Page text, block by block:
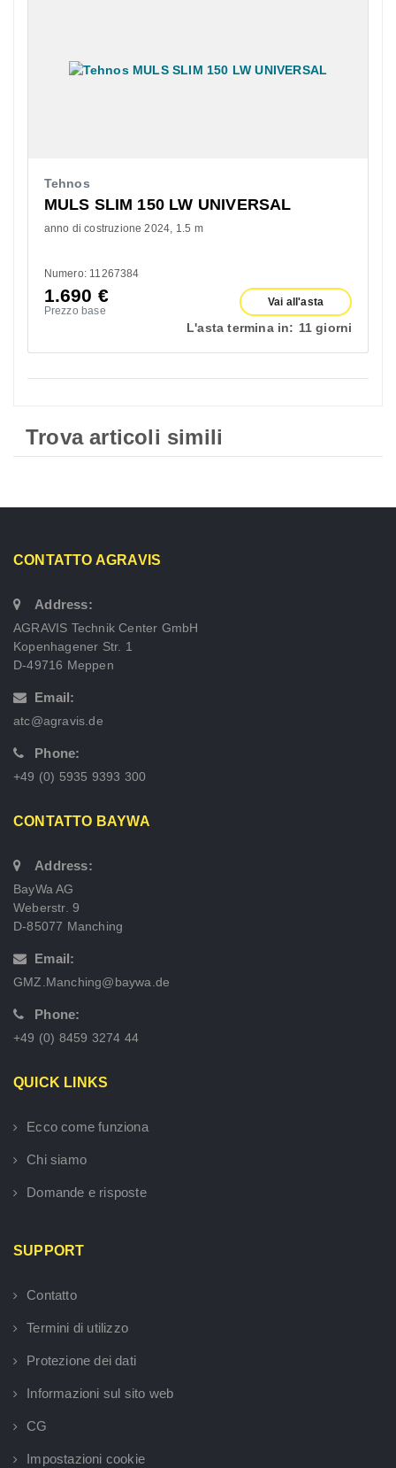
Tehnos
MULS SLIM 150 LW UNIVERSAL
anno di costruzione 2024 1.5 m
Numero: 11267384
1.690 €
Prezzo base
Vai all'asta
L'asta termina in: 11 giorni
Trova articoli simili
CONTATTO AGRAVIS
Address:
AGRAVIS Technik Center GmbH
Kopenhagener Str. 1
D-49716 Meppen
Email:
atc@agravis.de
Phone:
+49 (0) 5935 9393 300
CONTATTO BAYWA
Address:
BayWa AG
Weberstr. 9
D-85077 Manching
Email:
GMZ.Manching@baywa.de
Phone:
+49 (0) 8459 3274 44
QUICK LINKS
Ecco come funziona
Chi siamo
Domande e risposte
SUPPORT
Contatto
Termini di utilizzo
Protezione dei dati
Informazioni sul sito web
CG
Impostazioni cookie